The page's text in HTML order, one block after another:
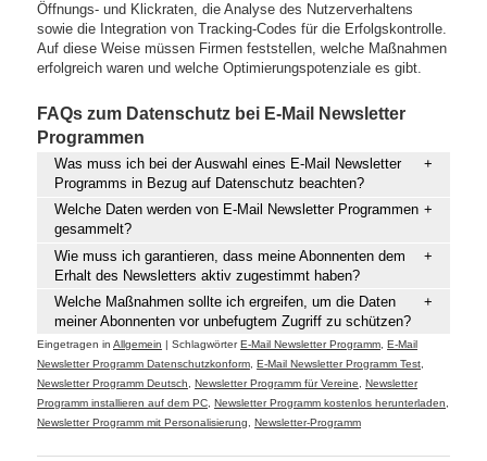
Öffnungs- und Klickraten, die Analyse des Nutzerverhaltens
sowie die Integration von Tracking-Codes für die Erfolgskontrolle.
Auf diese Weise müssen Firmen feststellen, welche Maßnahmen
erfolgreich waren und welche Optimierungspotenziale es gibt.
FAQs zum Datenschutz bei E-Mail Newsletter
Programmen
Was muss ich bei der Auswahl eines E-Mail Newsletter
Programms in Bezug auf Datenschutz beachten?
Welche Daten werden von E-Mail Newsletter Programmen
gesammelt?
Wie muss ich garantieren, dass meine Abonnenten dem
Erhalt des Newsletters aktiv zugestimmt haben?
Welche Maßnahmen sollte ich ergreifen, um die Daten
meiner Abonnenten vor unbefugtem Zugriff zu schützen?
Eingetragen in Allgemein |Schlagwörter E-Mail Newsletter Programm,E-Mail
Newsletter Programm Datenschutzkonform,E-Mail Newsletter Programm Test,
Newsletter Programm Deutsch,Newsletter Programm für Vereine,Newsletter
Programm installieren auf dem PC,Newsletter Programm kostenlos herunterladen,
Newsletter Programm mit Personalisierung,Newsletter-Programm